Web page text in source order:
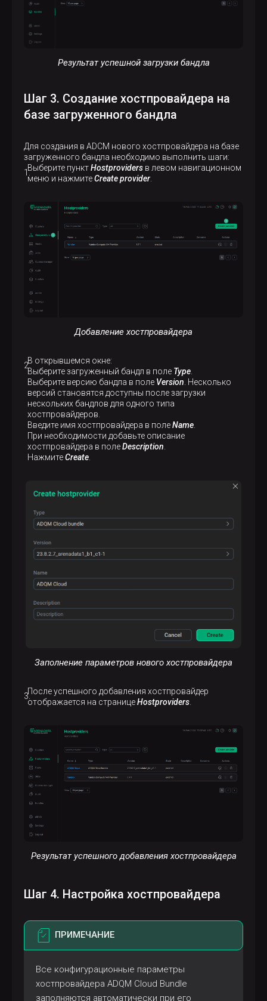
Результат успешной загрузки бандла
Шаг 3. Создание хостпровайдера на
базе загруженного бандла
Для создания в ADCM нового хостпровайдера на базе
загруженного бандла необходимо выполнить шаги:
Выберите пунктHostproviders в левом навигационном
меню и нажмитеCreate provider
Добавление хостпровайдера
В открывшемся окне:
Выберите загруженный бандл в поле Type.
Выберите версию бандла в поле Version. Несколько
версий становятся доступны после загрузки
нескольких бандлов для одного типа
хостпровайдеров.
Введите имя хостпровайдера в полеName.
При необходимости добавьте описание
хостпровайдера в полеDescription.
НажмитеCreate.
Заполнение параметров нового хостпровайдера
После успешного добавления хостпровайдер
отображается на страницеHostproviders.
Результат успешного добавления хостпровайдера
Шаг 4. Настройка хостпровайдера
ПРИМЕЧАНИЕ
Все конфигурационные параметры
хостпровайдера ADQM Cloud Bundle
заполняются автоматически при его